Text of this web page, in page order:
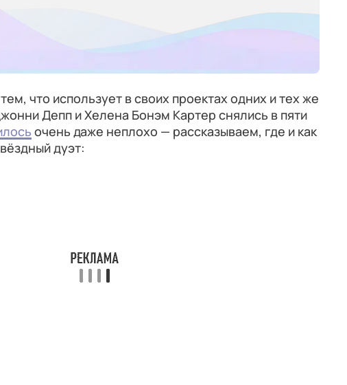
что использует в своих проектах одних и тех же
Депп и Хелена Бонэм Картер снялись в пяти
очень даже неплохо — рассказываем, где и как
дуэт: